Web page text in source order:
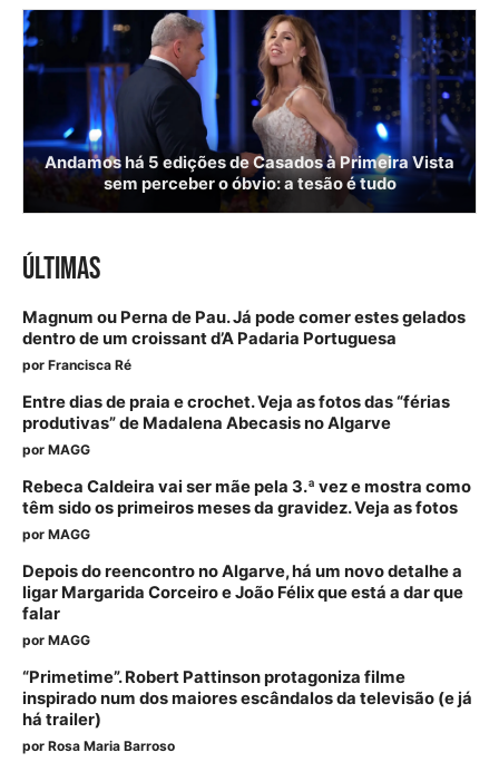
Andamos há 5 edições de Casados à Primeira Vista
sem perceber o óbvio: a tesão é tudo
ÚLTIMAS
Magnum ou Perna de Pau. Já pode comer estes gelados
dentro de um croissant d’A Padaria Portuguesa
por Francisca Ré
Entre dias de praia e crochet. Veja as fotos das “férias
produtivas” de Madalena Abecasis no Algarve
por MAGG
Rebeca Caldeira vai ser mãe pela 3.ª vez e mostra como
têm sido os primeiros meses da gravidez. Veja as fotos
por MAGG
Depois do reencontro no Algarve, há um novo detalhe a
ligar Margarida Corceiro e João Félix que está a dar que
falar
por MAGG
“Primetime”. Robert Pattinson protagoniza filme
inspirado num dos maiores escândalos da televisão (e já
há trailer)
por Rosa Maria Barroso